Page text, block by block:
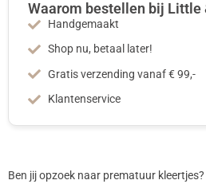
Waarom bestellen bij Little
Handgemaakt
Shop nu, betaal later!
Gratis verzending vanaf € 99,-
Klantenservice
Ben jij opzoek naar prematuur